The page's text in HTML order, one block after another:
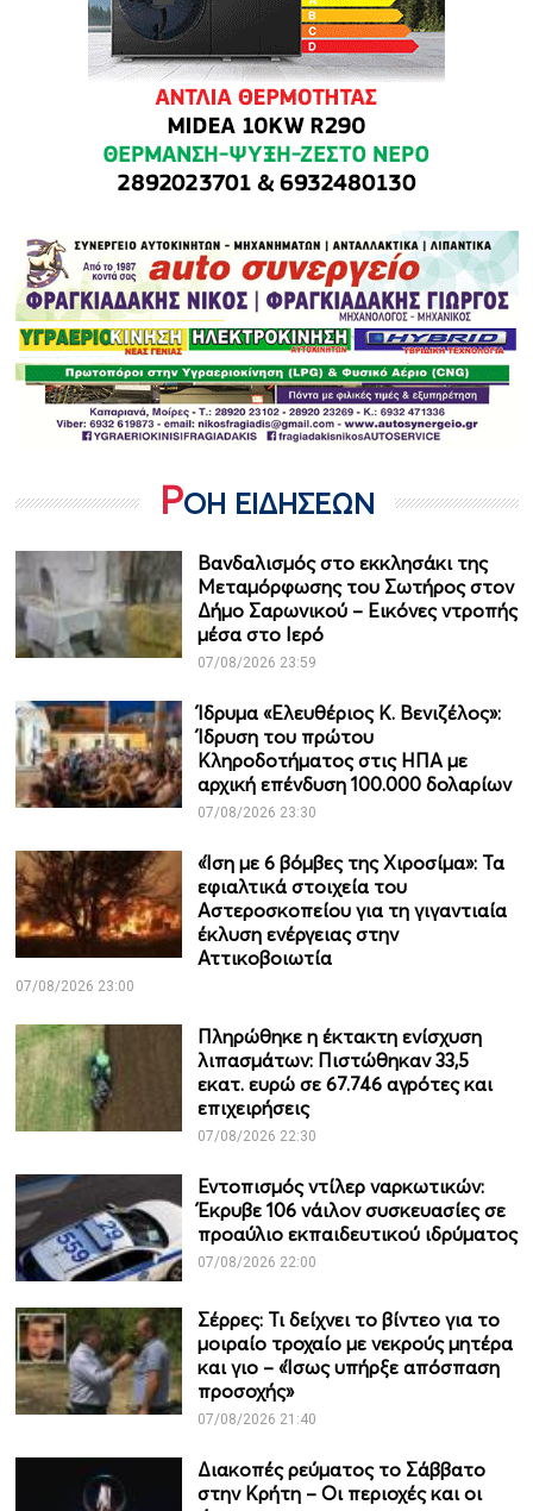
ΡΟΗ ΕΙΔΗΣΕΩΝ
Βανδαλισμός στο εκκλησάκι της
Μεταμόρφωσης του Σωτήρος στον
Δήμο Σαρωνικού – Εικόνες ντροπής
μέσα στο Ιερό
07/08/2026 23:59
Ίδρυμα «Ελευθέριος Κ. Βενιζέλος»:
Ίδρυση του πρώτου
Κληροδοτήματος στις ΗΠΑ με
αρχική επένδυση 100.000 δολαρίων
07/08/2026 23:30
«Ίση με 6 βόμβες της Χιροσίμα»: Τα
εφιαλτικά στοιχεία του
Αστεροσκοπείου για τη γιγαντιαία
έκλυση ενέργειας στην
Αττικοβοιωτία
07/08/2026 23:00
Πληρώθηκε η έκτακτη ενίσχυση
λιπασμάτων: Πιστώθηκαν 33,5
εκατ. ευρώ σε 67.746 αγρότες και
επιχειρήσεις
07/08/2026 22:30
Εντοπισμός ντίλερ ναρκωτικών:
Έκρυβε 106 νάιλον συσκευασίες σε
προαύλιο εκπαιδευτικού ιδρύματος
07/08/2026 22:00
Σέρρες: Τι δείχνει το βίντεο για το
μοιραίο τροχαίο με νεκρούς μητέρα
και γιο – «Ίσως υπήρξε απόσπαση
προσοχής»
07/08/2026 21:40
Διακοπές ρεύματος το Σάββατο
στην Κρήτη – Οι περιοχές και οι